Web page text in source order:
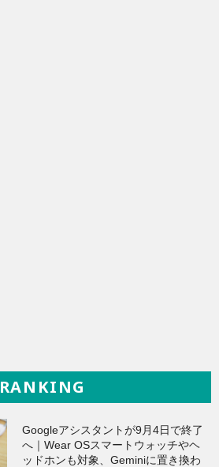
RANKING
Googleアシスタントが9月4日で終了
へ｜Wear OSスマートウォッチやヘ
ッドホンも対象、Geminiに置き換わ